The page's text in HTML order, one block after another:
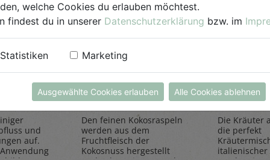
und
auf.
Kokosraspeln
250g
Rapunzel Naturkost
Den feinen Kokosraspeln
werden aus dem
Fruchtfleisch der
Kokosnuss hergestellt
Sonnentor
Die Kräuter
die perfekt
italienischer
welche Cookies du erlauben möchtest.
findest du in unserer Datenschutzerklärung bzw. im
Statistiken Marketing
Ausgewählte Cookies erlauben Alle Cookies ablehnen